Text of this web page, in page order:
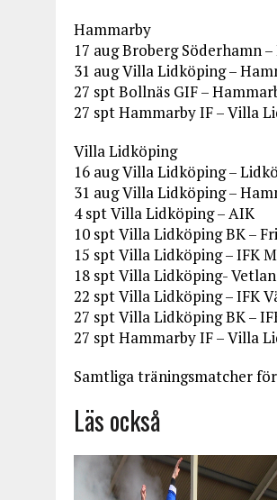
Hammarby
17 aug Broberg Söderhamn
31 aug Villa Lidköping –
27 spt Bollnäs GIF –
27 spt Hammarby IF – Villa
Villa Lidköping
16 aug Villa Lidköping –
31 aug Villa Lidköping –
4 spt Villa Lidköping – AIK
10 spt Villa Lidköping BK –
15 spt Villa Lidköping – IFK
18 spt Villa Lidköping-
22 spt Villa Lidköping – IFK
27 spt Villa Lidköping BK –
27 spt Hammarby IF – Villa
Samtliga träningsmatcher för
Läs också